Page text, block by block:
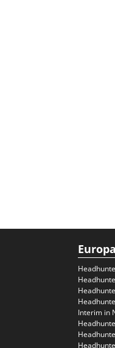
Europa
Interim in